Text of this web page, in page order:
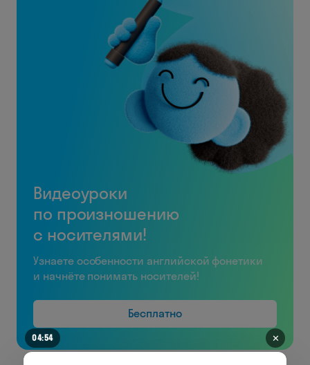
Видеоуроки
по произношению
с носителями!
Узнаете особенности английской фонетики
и начнёте понимать носителей!
Бесплатно
04:47 ✕